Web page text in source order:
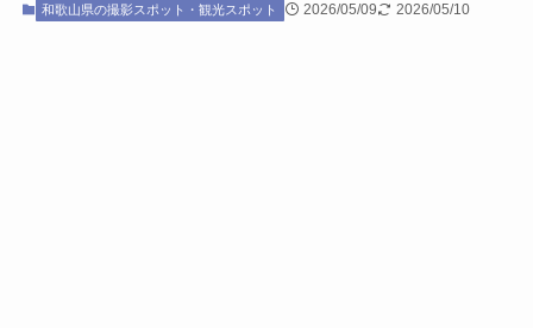
和歌山県の撮影スポット・観光スポット 2026/05/09 2026/05/10